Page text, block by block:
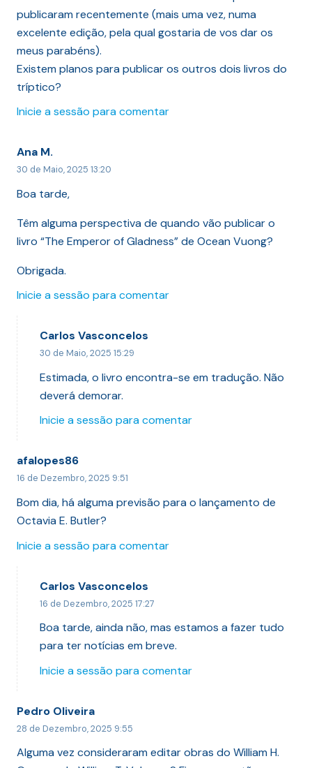
publicaram recentemente (mais uma vez, numa
excelente edição, pela qual gostaria de vos dar os
meus parabéns).
Existem planos para publicar os outros dois livros do
tríptico?
Inicie a sessão para comentar
Ana M.
30 de Maio, 2025 13:20
Boa tarde,
Têm alguma perspectiva de quando vão publicar o
livro “The Emperor of Gladness” de Ocean Vuong?
Obrigada.
Inicie a sessão para comentar
Carlos Vasconcelos
30 de Maio, 2025 15:29
Estimada, o livro encontra-se em tradução. Não
deverá demorar.
Inicie a sessão para comentar
afalopes86
16 de Dezembro, 2025 9:51
Bom dia, há alguma previsão para o lançamento de
Octavia E. Butler?
Inicie a sessão para comentar
Carlos Vasconcelos
16 de Dezembro, 2025 17:27
Boa tarde, ainda não, mas estamos a fazer tudo
para ter notícias em breve.
Inicie a sessão para comentar
Pedro Oliveira
28 de Dezembro, 2025 9:55
Alguma vez consideraram editar obras do William H.